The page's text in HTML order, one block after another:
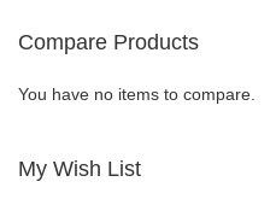
LIST
Compare Products
You have no items to compare.
My Wish List